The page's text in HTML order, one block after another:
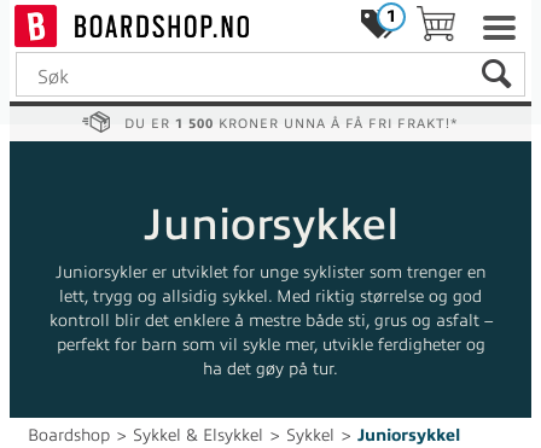
1
DU ER 1 500 KRONER UNNA Å FÅ FRI FRAKT!*
Juniorsykkel
Juniorsykler er utviklet for unge syklister som trenger en
lett, trygg og allsidig sykkel. Med riktig størrelse og god
kontroll blir det enklere å mestre både sti, grus og asfalt –
perfekt for barn som vil sykle mer, utvikle ferdigheter og
ha det gøy på tur.
Boardshop>Sykkel & Elsykkel >Sykkel >Juniorsykkel